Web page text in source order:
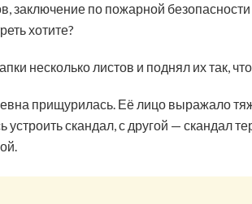
заключение по пожарной
хотите?
несколько листов и поднял их так,
прищурилась. Её лицо выражало
устроить скандал, с другой — скандал